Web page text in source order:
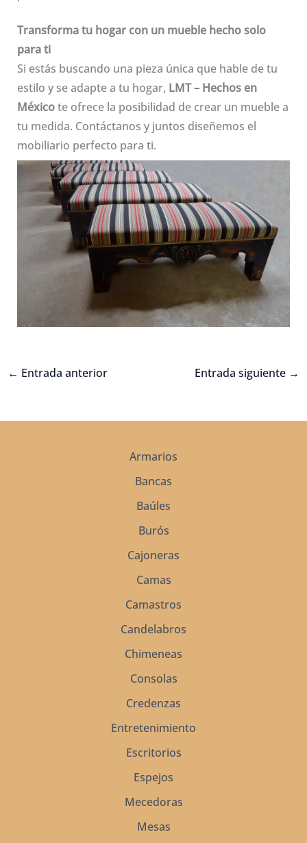
Transforma tu hogar con un mueble hecho solo
para ti
Si estás buscando una pieza única que hable de tu
estilo y se adapte a tu hogar, LMT – Hechos en
Méxicote ofrece la posibilidad de crear un mueble a
tu medida. Contáctanos y juntos diseñemos el
mobiliario perfecto para ti.
← Entrada anterior Entrada siguiente →
Armarios
Bancas
Baúles
Burós
Cajoneras
Camas
Camastros
Candelabros
Chimeneas
Consolas
Credenzas
Entretenimiento
Escritorios
Espejos
Mecedoras
Mesas